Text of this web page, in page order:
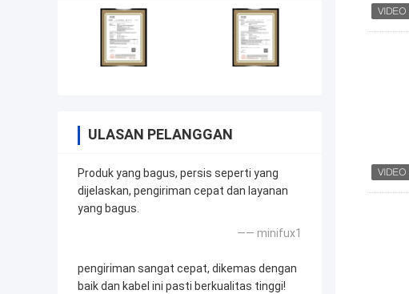
ULASAN PELANGGAN
Produk yang bagus, persis seperti yang
dijelaskan, pengiriman cepat dan layanan
yang bagus.
—— minifux1
pengiriman sangat cepat, dikemas dengan
baik dan kabel ini pasti berkualitas tinggi!